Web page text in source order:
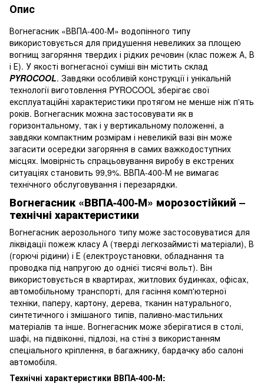
Опис
Вогнегасник «ВВПА-400-М» водопінного типу
використовується для придушення невеликих за площею
вогнищ загоряння твердих і рідких речовин (клас пожеж А, В
і Е). У якості вогнегасної суміші він містить склад
PYROCOOL. Завдяки особливій конструкції і унікальній
технології виготовлення PYROCOOL зберігає свої
експлуатаційні характеристики протягом не менше ніж п'ять
років. Вогнегасник можна застосовувати як в
горизонтальному, так і у вертикальному положенні, а
завдяки компактним розмірам і невеликій вазі він може
загасити осередки загоряння в самих важкодоступних
місцях. Імовірність спрацьовування виробу в екстрених
ситуаціях становить 99,9%. ВВПА-400-М не вимагає
технічного обслуговування і перезарядки.
Вогнегасник «ВВПА-400-М» морозостійкий –
технічні характеристики
Вогнегасник аерозольного типу може застосовуватися для
ліквідації пожеж класу А (тверді легкозаймисті матеріали), В
(горючі рідини) і Е (електроустановки, обладнання та
проводка під напругою до однієї тисячі вольт). Він
використовується в квартирах, житлових будинках, офісах,
автомобільному транспорті, для гасіння комп'ютерної
техніки, паперу, картону, дерева, тканин натурального,
синтетичного і змішаного типів, паливно-мастильних
матеріалів та інше. Вогнегасник може зберігатися в столі,
шафі, на підвіконні, підлозі, на стіні з використанням
спеціального кріплення, в багажнику, бардачку або салоні
автомобіля.
Технічні характеристики ВВПА-400-М: